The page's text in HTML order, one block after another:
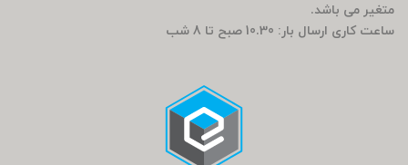
متغیر می باشد.
ساعت کاری ارسال بار: 10.30 صبح تا 8 شب